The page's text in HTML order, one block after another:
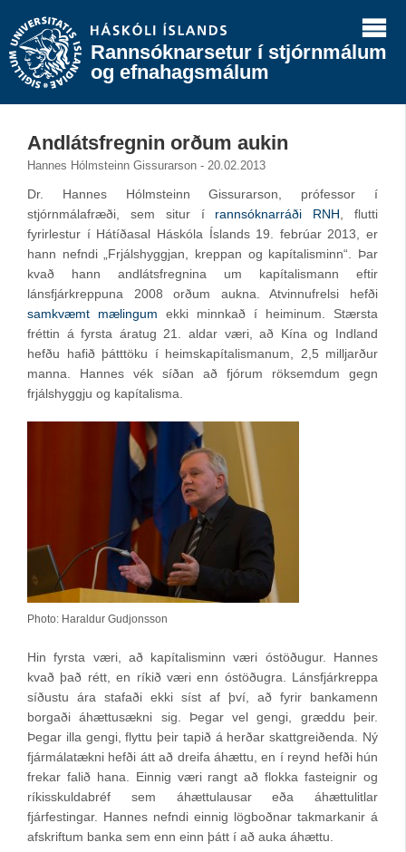
Rannsóknarsetur í stjórnmálum
og efnahagsmálum
Andlátsfregnin orðum aukin
Hannes Hólmsteinn Gissurarson - 20.02.2013
Dr. Hannes Hólmsteinn Gissurarson, prófessor í
stjórnmálafræði, sem situr í rannsóknarráði RNH , flutti
fyrirlestur í Hátíðasal Háskóla Íslands 19. febrúar 2013, er
hann nefndi „Frjálshyggjan, kreppan og kapítalisminn“. Þar
kvað hann andlátsfregnina um kapítalismann eftir
lánsfjárkreppuna 2008 orðum aukna. Atvinnufrelsi hefði
samkvæmt mælingum ekki minnkað í heiminum. Stærsta
fréttin á fyrsta áratug 21. aldar væri, að Kína og Indland
hefðu hafið þátttöku í heimskapítalismanum, 2,5 milljarður
manna. Hannes vék síðan að fjórum röksemdum gegn
frjálshyggju og kapítalisma.
Photo: Haraldur Gudjonsson
Hin fyrsta væri, að kapítalisminn væri óstöðugur. Hannes
kvað það rétt, en ríkið væri enn óstöðugra. Lánsfjárkreppa
síðustu ára stafaði ekki síst af því, að fyrir bankamenn
borgaði áhættusækni sig. Þegar vel gengi, græddu þeir.
Þegar illa gengi, flyttu þeir tapið á herðar skattgreiðenda. Ný
fjármálatækni hefði átt að dreifa áhættu, en í reynd hefði hún
frekar falið hana. Einnig væri rangt að flokka fasteignir og
ríkisskuldabréf sem áhættulausar eða áhættulitlar
fjárfestingar. Hannes nefndi einnig lögboðnar takmarkanir á
afskriftum banka sem enn einn þátt í að auka áhættu.